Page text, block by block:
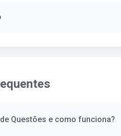
Questões e como funciona?